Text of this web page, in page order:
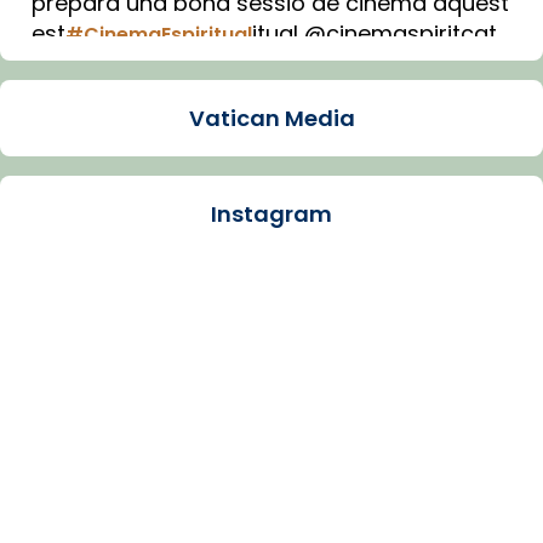
est#CinemaEspiritualitual @cinemaspiritcat
Imatge: Generada amb IA (OpenAI)
Arquebisbat de Barcelona
Vatican Media
Instagram